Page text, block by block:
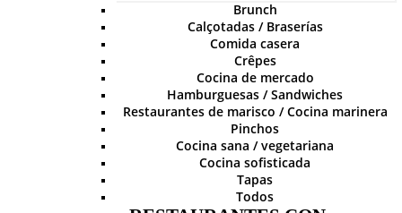
Brunch
Calçotadas / Braserías
Comida casera
Crêpes
Cocina de mercado
Hamburguesas / Sandwiches
Restaurantes de marisco / Cocina marinera
Pinchos
Cocina sana / vegetariana
Cocina sofisticada
Tapas
Todos